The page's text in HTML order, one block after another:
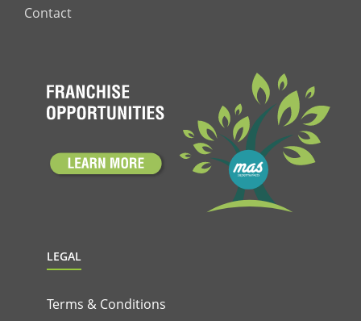
Contact
LEGAL
Terms & Conditions